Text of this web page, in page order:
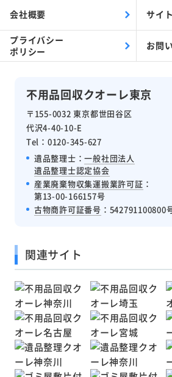
不用品回収クオーレ東京
〒155-0032 東京都世田谷区
代沢4-40-10-E
Tel：0120-345-627
遺品整理士：一般社団法人
遺品整理士認定協会
産業廃棄物収集運搬業許可証 ：
第13-00-166157号
古物商許可証番号 ：542791100800
会社概要 サイ
プライバシー
ポリシー
お問
関連サイト